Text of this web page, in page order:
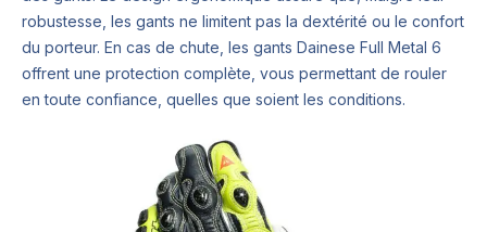
robustesse, les gants ne limitent pas la dextérité ou le confort
du porteur. En cas de chute, les gants Dainese Full Metal 6
offrent une protection complète, vous permettant de rouler
en toute confiance, quelles que soient les conditions.